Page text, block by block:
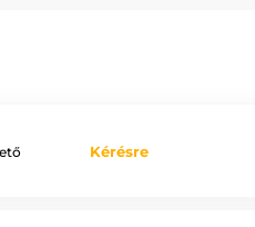
Kérésre